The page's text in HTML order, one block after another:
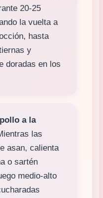
20-25
la vuelta a
hasta
y
doradas en los
a la
las
asan, calienta
o sartén
medio-alto